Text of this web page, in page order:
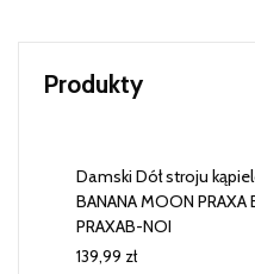
Produkty
Damski Dół stroju
BANANA MOON PRAXA
PRAXAB-NOI
139,99 zł